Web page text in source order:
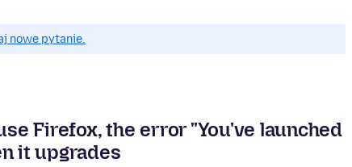
nowe pytanie.
Firefox, the error "You've launched
it upgrades